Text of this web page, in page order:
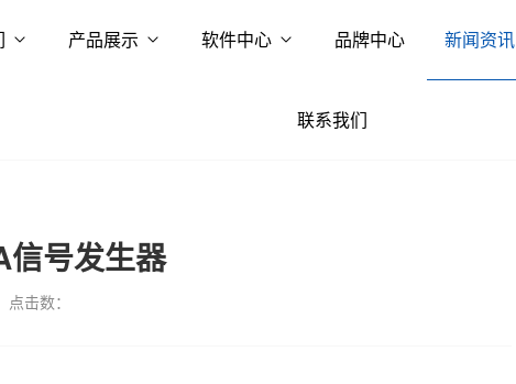
产品展示 软件中心 品牌中心 新闻资讯
联系我们
号发生器
点击数：